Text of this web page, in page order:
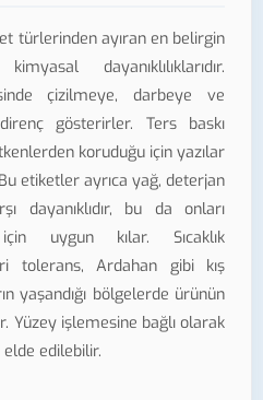
türlerinden ayıran en belirgin
dayanıklılıklarıdır.
çizilmeye, darbeye ve
gösterirler. Ters baskı
koruduğu için yazılar
etiketler ayrıca yağ, deterjan
dayanıklıdır, bu da onları
uygun kılar. Sıcaklık
tolerans, Ardahan gibi kış
yaşandığı bölgelerde ürünün
Yüzey işlemesine bağlı olarak
edilebilir.